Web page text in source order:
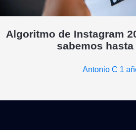
Algoritmo de Instagram
sabemos hasta
Antonio C 1